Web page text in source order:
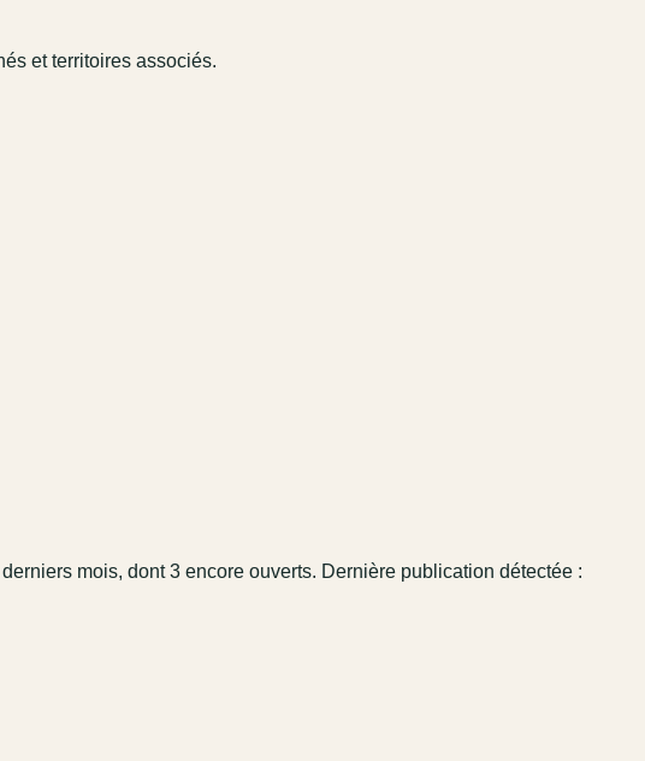
et territoires associés.
mois, dont 3 encore ouverts. Dernière publication détectée :